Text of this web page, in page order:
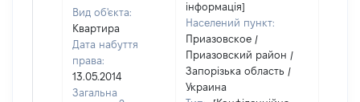
Вид об'єкта:
Квартира
Дата набуття
права:
13.05.2014
Загальна
інформація]
Населений пункт:
Приазовское /
Приазовский район /
Запорізька область /
Украина